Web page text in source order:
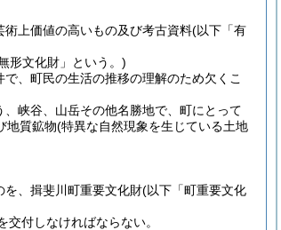
上価値の高いもの及び考古資料(以下「有
形文化財」という。)
、町民の生活の推移の理解のため欠くこ
峡谷、山岳その他名勝地で、町にとって
地質鉱物(特異な自然現象を生じている土地
を、揖斐川町重要文化財(以下「町重要文化
付しなければならない。